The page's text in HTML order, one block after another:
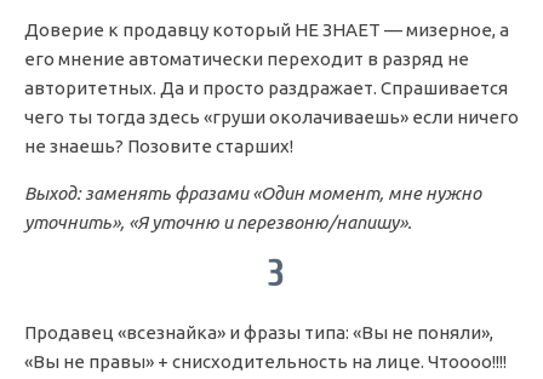
Доверие к продавцу который НЕ ЗНАЕТ — мизерное, а
его мнение автоматически переходит в разряд не
авторитетных. Да и просто раздражает. Спрашивается
чего ты тогда здесь «груши околачиваешь» если ничего
не знаешь? Позовите старших!
Выход: заменять фразами «Один момент, мне нужно
уточнить», «Я уточню и перезвоню/напишу».
3
Продавец «всезнайка» и фразы типа: «Вы не поняли»,
«Вы не правы» + снисходительность на лице. Чтоооо!!!!